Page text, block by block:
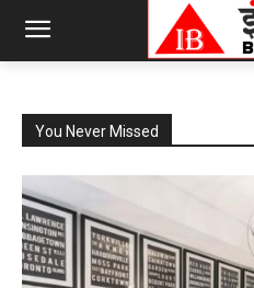
You Never Missed